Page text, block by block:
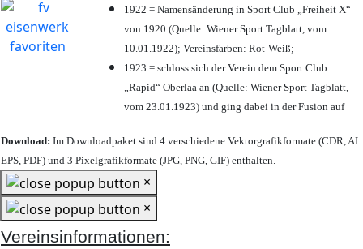
1922 = Namensänderung in Sport Club „Freiheit X“
von 1920 (Quelle: Wiener Sport Tagblatt, vom
10.01.1922); Vereinsfarben: Rot-Weiß;
1923 = schloss sich der Verein dem Sport Club
„Rapid“ Oberlaa an (Quelle: Wiener Sport Tagblatt,
vom 23.01.1923) und ging dabei in der Fusion auf
Download: Im Downloadpaket sind 4 verschiedene Vektorgrafikformate (CDR, AI
EPS, PDF) und 3 Pixelgrafikformate (JPG, PNG, GIF) enthalten.
×
×
Vereinsinformationen: